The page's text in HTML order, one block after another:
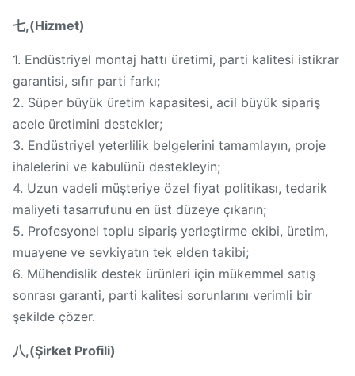
七,(Hizmet)
1. Endüstriyel montaj hattı üretimi, parti kalitesi istikrar
garantisi, sıfır parti farkı;
2. Süper büyük üretim kapasitesi, acil büyük sipariş
acele üretimini destekler;
3. Endüstriyel yeterlilik belgelerini tamamlayın, proje
ihalelerini ve kabulünü destekleyin;
4. Uzun vadeli müşteriye özel fiyat politikası, tedarik
maliyeti tasarrufunu en üst düzeye çıkarın;
5. Profesyonel toplu sipariş yerleştirme ekibi, üretim,
muayene ve sevkiyatın tek elden takibi;
6. Mühendislik destek ürünleri için mükemmel satış
sonrası garanti, parti kalitesi sorunlarını verimli bir
şekilde çözer.
八,(Şirket Profili)